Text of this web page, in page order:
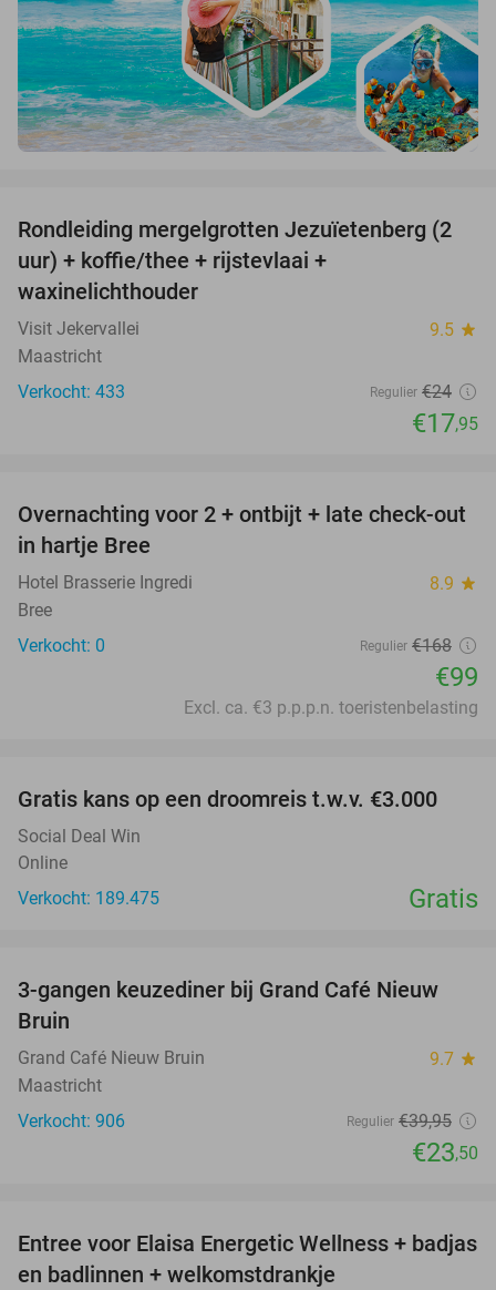
25%
Rondleiding mergelgrotten Jezuïetenberg (2
uur) + koffie/thee + rijstevlaai +
waxinelichthouder
Visit Jekervallei 9.5 star
Maastricht
Verkocht: 433
Regulier €24
€17,95
41%
TODAY
Overnachting voor 2 + ontbijt + late check-out
in hartje Bree
Hotel Brasserie Ingredi 8.9 star
Bree
Verkocht: 0
Regulier €168
€99
Excl. ca. €3 p.p.p.n. toeristenbelasting
Gratis kans op een droomreis t.w.v. €3.000
Social Deal Win
Online
Verkocht: 189.475
Gratis
41%
3-gangen keuzediner bij Grand Café Nieuw
Bruin
Grand Café Nieuw Bruin 9.7 star
Maastricht
Verkocht: 906
Regulier €39,95
€23,50
34%
Entree voor Elaisa Energetic Wellness + badjas
en badlinnen + welkomstdrankje